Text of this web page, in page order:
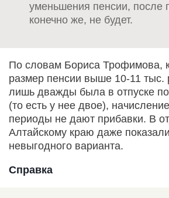
уменьшения пенсии, после
конечно же, не будет.
По словам Бориса Трофимова,
размер пенсии выше 10-11 тыс.
лишь дважды была в отпуске по
(то есть у нее двое),
периоды не дают прибавки. В
Алтайскому краю даже
невыгодного варианта.
Справка